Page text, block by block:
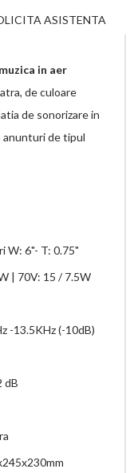
ASISTENTA
in aer
de culoare
de sonorizare in
anunturi de tipul
W: 6"- T: 0.75"
| 70V: 15 / 7.5W
-13.5KHz (-10dB)
dB